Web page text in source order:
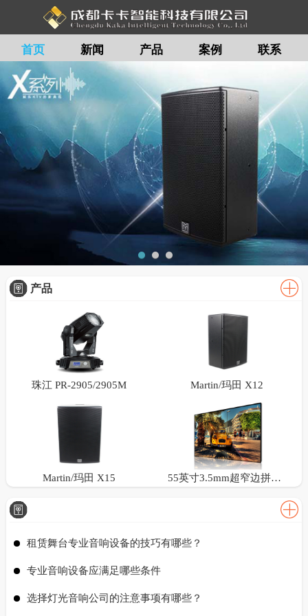
首页 新闻 产品 案例 联系
留言
产品
珠江 PR-2905/2905M Martin/玛田 X12
Martin/玛田 X15 55英寸3.5mm超窄边拼接屏
租赁舞台专业音响设备的技巧有哪些？
专业音响设备应满足哪些条件
选择灯光音响公司的注意事项有哪些？